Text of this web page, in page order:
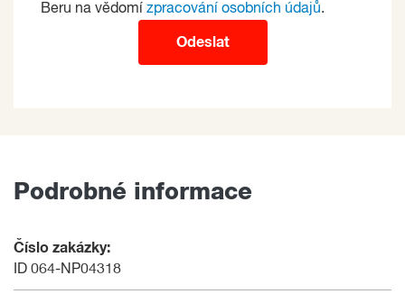
Beru na vědomí zpracování osobních údajů.
Odeslat
Podrobné informace
Číslo zakázky:
ID 064-NP04318